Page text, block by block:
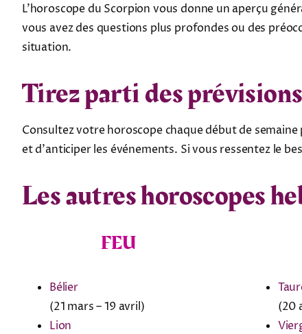
L’horoscope du Scorpion vous donne un aperçu
vous avez des questions plus profondes ou des
situation.
Tirez parti des
Consultez votre horoscope chaque début de
et d’anticiper les événements. Si vous ressentez le
Les autres horoscopes
FEU
Bélier
(21 mars – 19 avril)
Lion
(20